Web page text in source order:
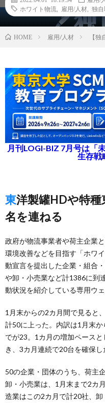
ホワイト物流
雇用/人材 独自
HOME 雇用/人材 【
月刊LOGI-BIZ 7月号は「
生存戦
東洋製罐HDや特種東海製紙、ニチハなど
名を連ねる
政府が物流事業者や荷主企業
環境改善などを目指す「ホワ
動宣言を提出した企業・組合
や卸・小売業など計1386に到
動状況を紹介している専用ウ
1月末からの2カ月間で見ると
計50に上った。内訳は1月末
でが23。1カ月の増加ペース
き、3カ月連続で20台を確保し
50の企業・団体のうち、荷主
卸・小売業は、1月末まで2カ
造業はこの2カ月で計20社、